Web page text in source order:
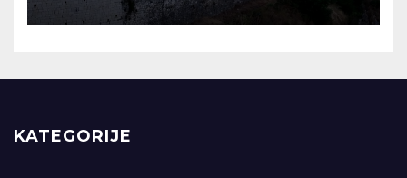
KATEGORIJE